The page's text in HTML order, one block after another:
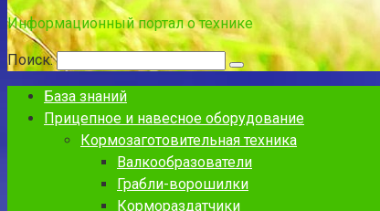
Информационный портал о технике
Поиск:
База знаний
Прицепное и навесное оборудование
Кормозаготовительная техника
Валкообразователи
Грабли-ворошилки
Кормораздатчики